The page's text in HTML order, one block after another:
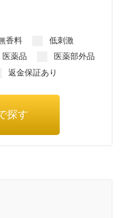
香料
低刺激
医薬品
医薬部外品
返金保証あり